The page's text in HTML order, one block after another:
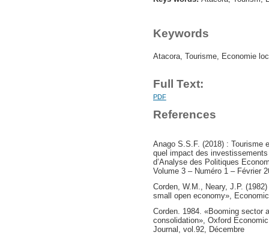
Keywords
Atacora, Tourisme, Economie
Full Text:
PDF
References
Anago S.S.F. (2018) : Tourisme
quel impact des
d’Analyse des Politiques
Volume 3 – Numéro 1 – Février
Corden, W.M., Neary, J.P.
small open economy», Economic
Corden. 1984. «Booming sector
consolidation», Oxford
Journal, vol.92, Décembre